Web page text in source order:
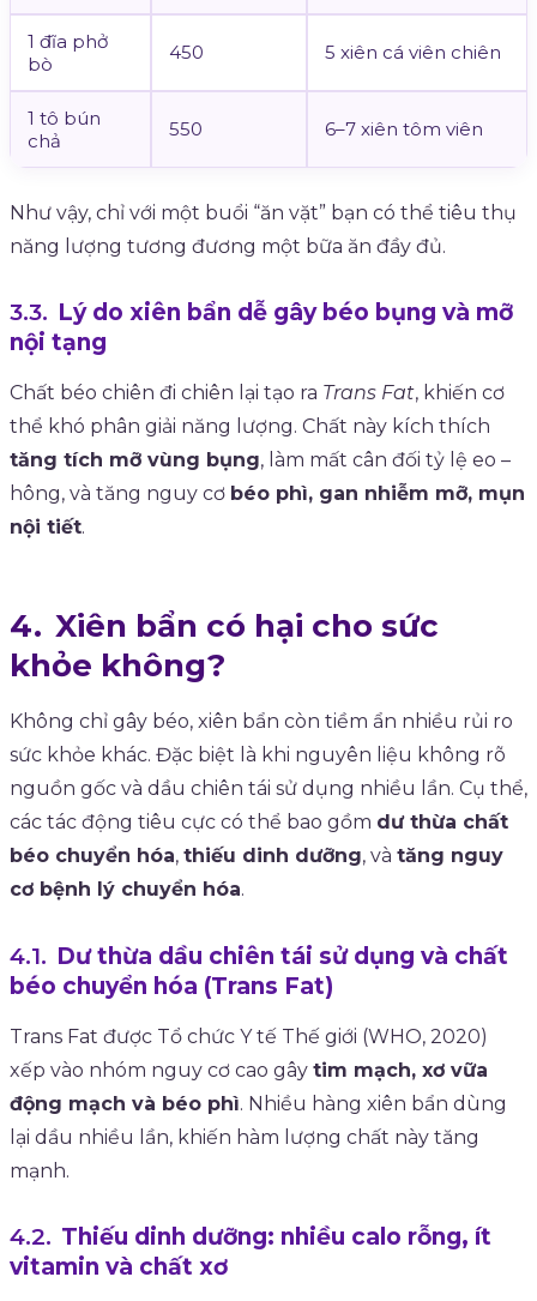
1 đĩa phở
bò
450 5 xiên cá viên chiên
1 tô bún
chả
550 6–7 xiên tôm viên
Như vậy, chỉ với một buổi “ăn vặt” bạn có thể tiêu thụ
năng lượng tương đương một bữa ăn đầy đủ.
Lý do xiên bẩn dễ gây béo bụng và mỡ
nội tạng
Chất béo chiên đi chiên lại tạo ra Trans Fat, khiến cơ
thể khó phân giải năng lượng. Chất này kích thích
tăng tích mỡ vùng bụng, làm mất cân đối tỷ lệ eo –
hông, và tăng nguy cơ béo phì, gan nhiễm mỡ, mụn
nội tiết.
Xiên bẩn có hại cho sức
khỏe không?
Không chỉ gây béo, xiên bẩn còn tiềm ẩn nhiều rủi ro
sức khỏe khác. Đặc biệt là khi nguyên liệu không rõ
nguồn gốc và dầu chiên tái sử dụng nhiều lần. Cụ thể,
các tác động tiêu cực có thể bao gồm dư thừa chất
béo chuyển hóa, thiếu dinh dưỡng, và tăng nguy
cơ bệnh lý chuyển hóa.
Dư thừa dầu chiên tái sử dụng và chất
béo chuyển hóa (Trans Fat)
Trans Fat được Tổ chức Y tế Thế giới (WHO, 2020)
xếp vào nhóm nguy cơ cao gây tim mạch, xơ vữa
động mạch và béo phì. Nhiều hàng xiên bẩn dùng
lại dầu nhiều lần, khiến hàm lượng chất này tăng
mạnh.
Thiếu dinh dưỡng: nhiều calo rỗng, ít
vitamin và chất xơ